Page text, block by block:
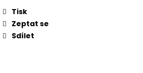
Tisk
Zeptat se
Sdílet